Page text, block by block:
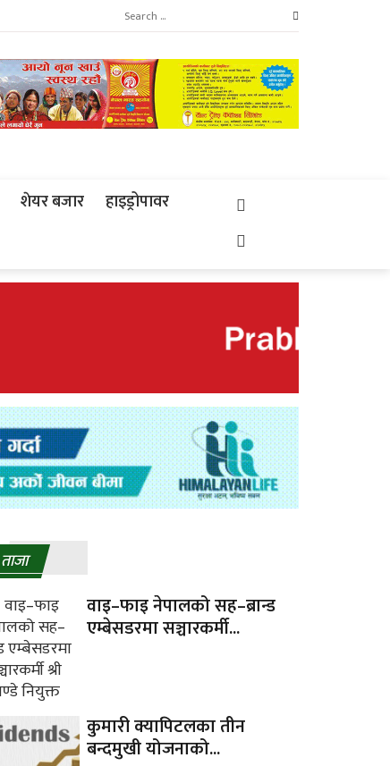
शेयर बजार
हाइड्रोपावर
ताजा
वाइ–फाइ नेपालको सह–ब्रान्ड
एम्बेसडरमा सञ्चारकर्मी...
कुमारी क्यापिटलका तीन
बन्दमुखी योजनाको...